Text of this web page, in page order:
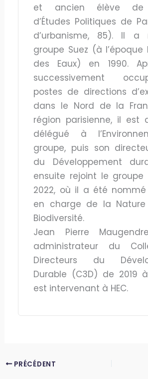
et ancien élève de
d’Études Politiques de
d’urbanisme, 85). Il a
groupe Suez (à l’époque
des Eaux) en 1990.
successivement
postes de directions
dans le Nord de la
région parisienne, il est
délégué à
groupe, puis son
du Développement
ensuite rejoint le groupe
2022, où il a été
en charge de la
Biodiversité.
Jean Pierre
administrateur du
Directeurs du
Durable (C3D) de 2019
est intervenant à HEC.
PRÉCÉDENT